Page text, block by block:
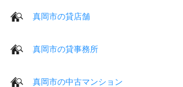
真岡市の貸店舗
真岡市の貸事務所
真岡市の中古マンション